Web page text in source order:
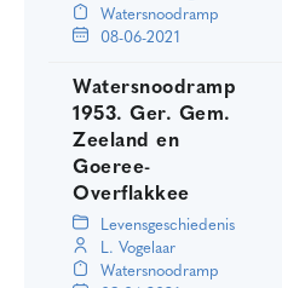
Watersnoodramp
08-06-2021
Watersnoodramp
1953. Ger. Gem.
Zeeland en
Goeree-
Overflakkee
Levensgeschiedenis
L. Vogelaar
Watersnoodramp